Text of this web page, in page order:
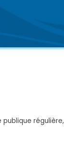
régulière,